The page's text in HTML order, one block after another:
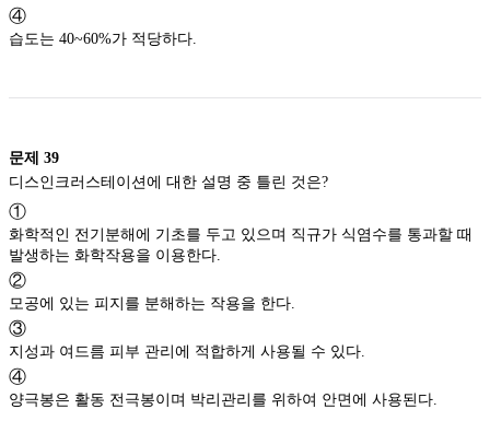
④
습도는 40~60%가 적당하다.
문제 39
①
화학적인 전기분해에 기초를 두고 있으며 직규가 식염수를 통과할 때
발생하는 화학작용을 이용한다.
②
모공에 있는 피지를 분해하는 작용을 한다.
③
지성과 여드름 피부 관리에 적합하게 사용될 수 있다.
④
양극봉은 활동 전극봉이며 박리관리를 위하여 안면에 사용된다.